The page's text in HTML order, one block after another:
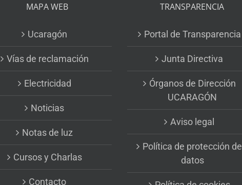
MAPA WEB
Ucaragón
Vías de reclamación
Electricidad
Noticias
Notas de luz
Cursos y Charlas
Contacto
TRANSPARENCIA
Portal de Transparencia
Junta Directiva
Órganos de Dirección
UCARAGÓN
Aviso legal
Política de protección de
datos